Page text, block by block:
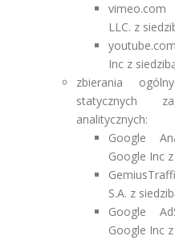
vimeo.com
LLC. z
Inc z
zbierania
statycznych
analitycznych:
Google
Google Inc
S.A. z
Google
Google Inc